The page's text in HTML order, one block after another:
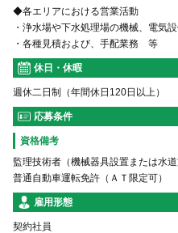
◆各エリアにおける営業活動
・浄水場や下水処理場の機械、電気
・各種見積および、手配業務 等
休日・休暇
週休二日制（年間休日120日以上）
応募条件
資格備考
監理技術者（機械器具設置または水道
普通自動車運転免許（ＡＴ限定可）
雇用形態
契約社員